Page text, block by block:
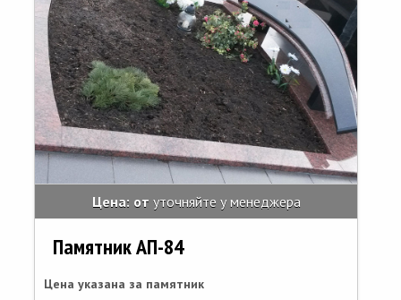
Цена: от уточняйте у менеджера
Памятник АП-84
Цена указана за памятник